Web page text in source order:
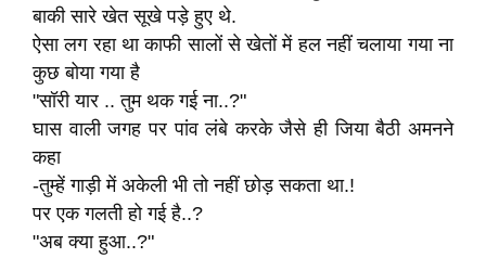
बाकी सारे खेत सूखे पड़े हुए थे.
ऐसा लग रहा था काफी सालों से खेतों में हल नहीं चलाया गया ना
कुछ बोया गया है
"सॉरी यार .. तुम थक गई ना..?"
घास वाली जगह पर पांव लंबे करके जैसे ही जिया बैठी अमनने
कहा
-तुम्हें गाड़ी में अकेली भी तो नहीं छोड़ सकता था.!
पर एक गलती हो गई है..?
"अब क्या हुआ..?"